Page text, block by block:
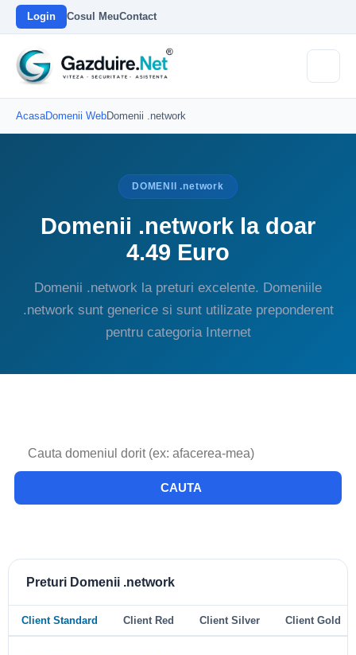
Login Cosul MeuContact
AcasaDomenii WebDomenii .network
DOMENII .network
Domenii .network la doar
4.49 Euro
Domenii .network la preturi excelente. Domeniile
.network sunt generice si sunt utilizate preponderent
pentru categoria Internet
CAUTA
Preturi Domenii .network
Client Standard Client Red Client Silver Client Gold